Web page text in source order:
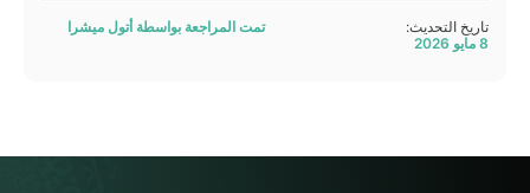
تاريخ التحديث:
8 مايو 2026
تمت المراجعة بواسطة أتول ميشرا